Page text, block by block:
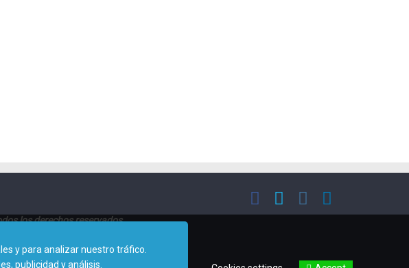
los derechos reservados
(28002 - Madrid)
y para analizar nuestro tráfico.
publicidad y análisis.